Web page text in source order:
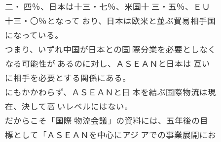
二・ 四％、日本は十三・七％、米国十 三・五％、ＥＵ
十三・〇％となって おり、日本は欧米と並ぶ貿易相手国
になっている。
つまり、いずれ中国が日本との国 際分業を必要としなく
なる可能性が あるのに対し、ＡＳＥＡＮと日本は 互い
に相手を必要とする関係にある。
にもかかわらず、ＡＳＥＡＮと日 本を結ぶ国際物流は現
在、決して高 いレベルにはない。
だからこそ「国際 物流会議」の資料には、五年後の目
標として「ＡＳＥＡＮを中心にアジ アでの事業展開にお